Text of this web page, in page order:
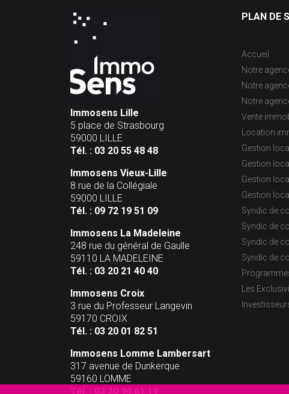
Immosens Lille
5 place de Strasbourg
59000 LILLE
Tél. : 03 20 55 48 48
Immosens Vieux-Lille
8 rue de la Collégiale
59000 LILLE
Tél. : 09 72 19 51 09
Immosens La Madeleine
248 rue du général de Gaulle
59110 LA MADELEINE
Tél. : 03 20 21 40 40
Immosens Croix
3 rue du Professeur Langevin
59170 CROIX
Tél. : 03 20 01 82 51
Immosens Lomme Lambersart
317 avenue de Dunkerque
59160 LOMME
PLAN DE
Accueil
Notre
Notre
Notre
Vente
Location
Gestion
Gestion
Gestion
Gestion
Syndic de
Syndic de
Syndic de
Syndic de
Les